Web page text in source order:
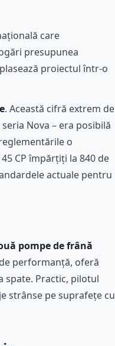
care
presupunea
proiectul într-o
. Această cifră extrem de
Nova – era posibilă
o
CP împărțiți la 840 de
actuale pentru
pompe de frână
performanță, oferă
Practic, pilotul
strânse pe suprafețe cu